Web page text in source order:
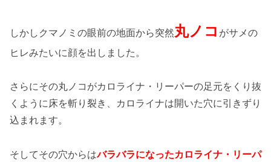
しかしクマノミの眼前の地面から突然丸ノコ がサメの
ヒレみたいに顔を出しました。
さらにその丸ノコがカロライナ・リーパーの足元をくり抜
くように床を斬り裂き、カロライナは開いた穴に引きずり
込まれます。
そしてその穴からはバラバラになったカロライナ・リーパ